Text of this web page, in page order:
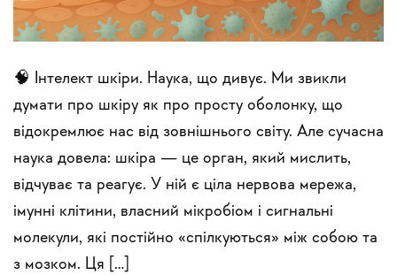
🧠 Інтелект шкіри. Наука, що дивує. Ми звикли
думати про шкіру як про просту оболонку, що
відокремлює нас від зовнішнього світу. Але сучасна
наука довела: шкіра — це орган, який мислить,
відчуває та реагує. У ній є ціла нервова мережа,
імунні клітини, власний мікробіом і сигнальні
молекули, які постійно «спілкуються» між собою та
з мозком. Ця […]